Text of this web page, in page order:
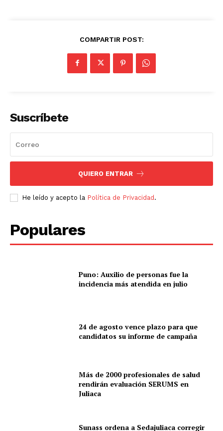
COMPARTIR POST:
Suscríbete
QUIERO ENTRAR
He leído y acepto la Política de Privacidad.
Populares
Puno: Auxilio de personas fue la
incidencia más atendida en julio
24 de agosto vence plazo para que
candidatos su informe de campaña
Más de 2000 profesionales de salud
rendirán evaluación SERUMS en
Juliaca
Sunass ordena a Sedajuliaca corregir